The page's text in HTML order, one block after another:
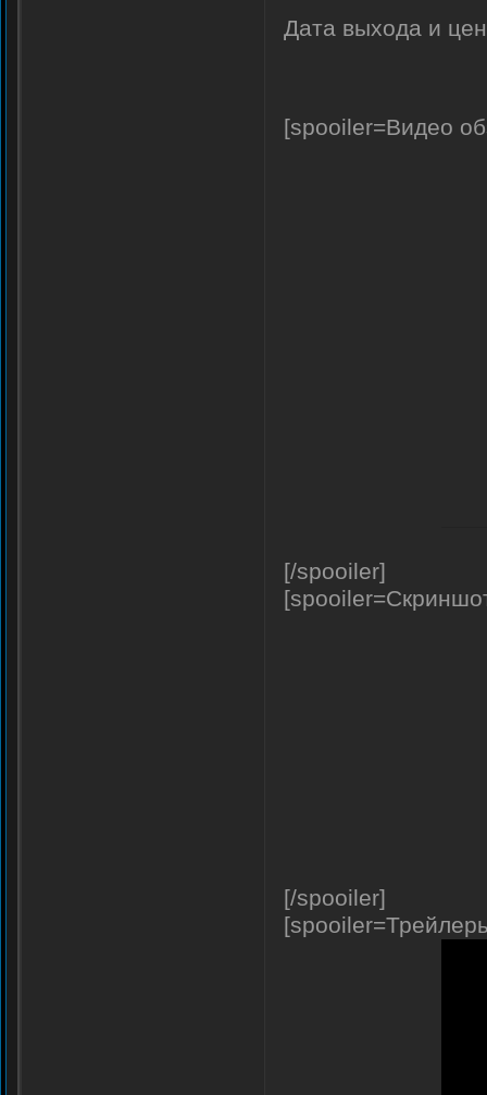
Дата выхода и
[spooiler=Видео
[/spooiler]
[/spooiler]